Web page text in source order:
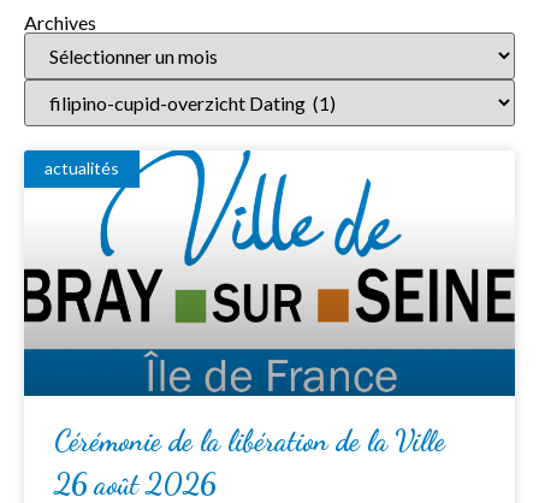
Archives
actualités
Cérémonie de la libération de la Ville
26 août 2026